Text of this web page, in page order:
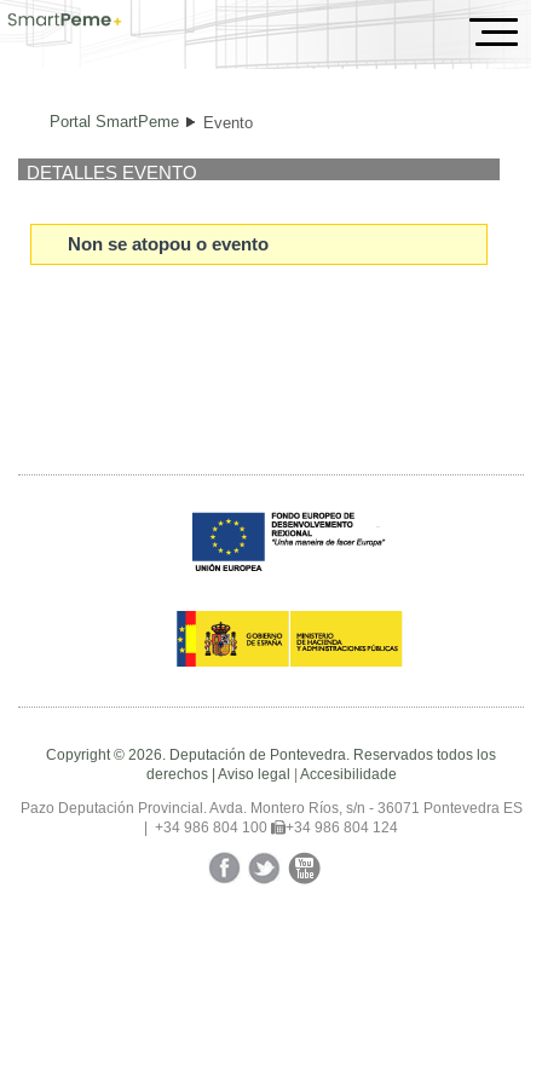
Evento
Portal SmartPeme Evento
DETALLES EVENTO
Non se atopou o evento
Copyright © 2026. Deputación de Pontevedra. Reservados todos los
derechos | Aviso legal | Accesibilidade
Pazo Deputación Provincial. Avda. Montero Ríos, s/n - 36071 Pontevedra ES
| +34 986 804 100
+34 986 804 124
FacebookTwitterYouTube